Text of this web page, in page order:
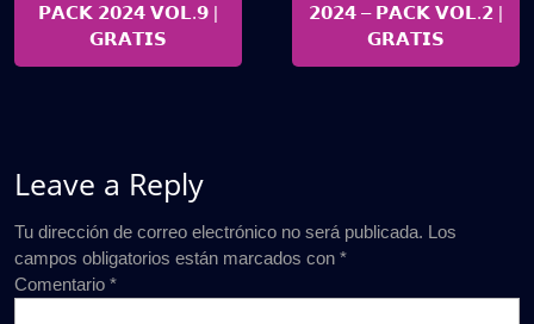
𝗣𝗔𝗖𝗞 𝟮𝟬𝟮𝟰 𝗩𝗢𝗟.𝟵 |
𝗚𝗥𝗔𝗧𝗜𝗦
𝟮𝟬𝟮𝟰 – 𝗣𝗔𝗖𝗞 𝗩𝗢𝗟.𝟮 |
𝗚𝗥𝗔𝗧𝗜𝗦
Leave a Reply
Tu dirección de correo electrónico no será publicada. Los
campos obligatorios están marcados con *
Comentario *